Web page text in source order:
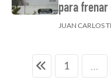
para frenar
JUAN CARLOS
1 …